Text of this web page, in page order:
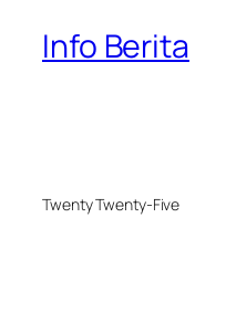
Info Berita
Twenty Twenty-Five